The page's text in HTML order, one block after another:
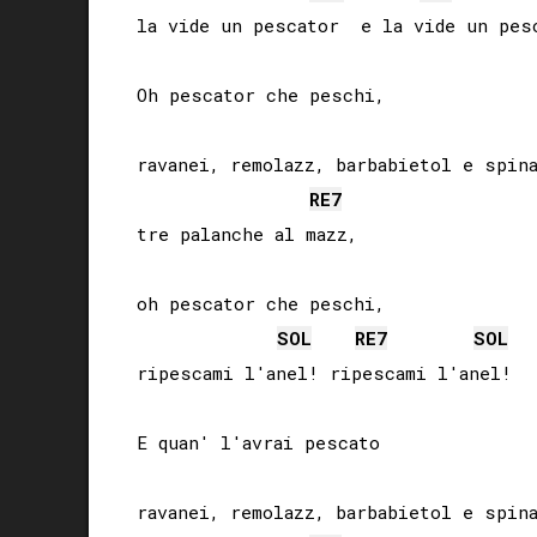
la vide un pescator  e la vide un
Oh pescator che peschi,
ravanei, remolazz, barbabietol e
RE7
tre palanche al mazz,
oh pescator che peschi,
SOL
RE7
SOL
ripescami l'anel! ripescami l'anel!
E quan' l'avrai pescato
ravanei, remolazz, barbabietol e